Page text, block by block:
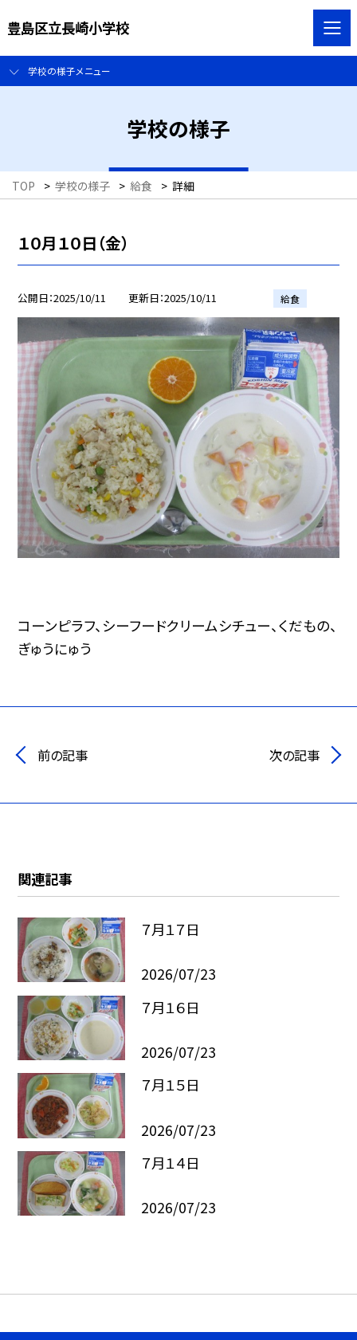
豊島区立長崎小学校
学校の様子メニュー
学校の様子
TOP > 学校の様子 > 給食 > 詳細
１０月１０日（金）
公開日 2025/10/11 更新日 2025/10/11 給食
コーンピラフ、シーフードクリームシチュー、くだもの、
ぎゅうにゅう
前の記事 次の記事
関連記事
７月１７日
2026/07/23
７月１６日
2026/07/23
７月１５日
2026/07/23
７月１４日
2026/07/23